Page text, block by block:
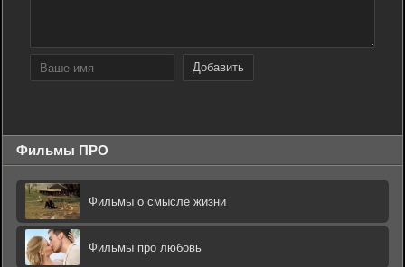
Добавить
Фильмы ПРО
Фильмы о смысле жизни
Фильмы про любовь